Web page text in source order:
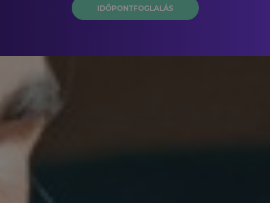
IDŐPONTFOGLALÁS